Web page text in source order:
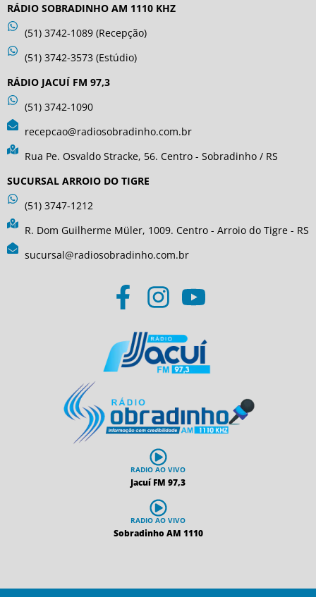
RÁDIO SOBRADINHO AM 1110 KHZ
(51) 3742-1089 (Recepção)
(51) 3742-3573 (Estúdio)
RÁDIO JACUÍ FM 97,3
(51) 3742-1090
recepcao@radiosobradinho.com.br
Rua Pe. Osvaldo Stracke, 56. Centro - Sobradinho / RS
SUCURSAL ARROIO DO TIGRE
(51) 3747-1212
R. Dom Guilherme Müler, 1009. Centro - Arroio do Tigre - RS
sucursal@radiosobradinho.com.br
RADIO AO VIVO
Jacuí FM 97,3
RADIO AO VIVO
Sobradinho AM 1110